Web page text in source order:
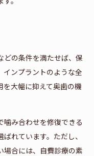
どの条件を満たせば、保
インプラントのような全
大幅に抑えて奥歯の機
み合わせを修復できる
れています。ただし、
場合には、自費診療の素